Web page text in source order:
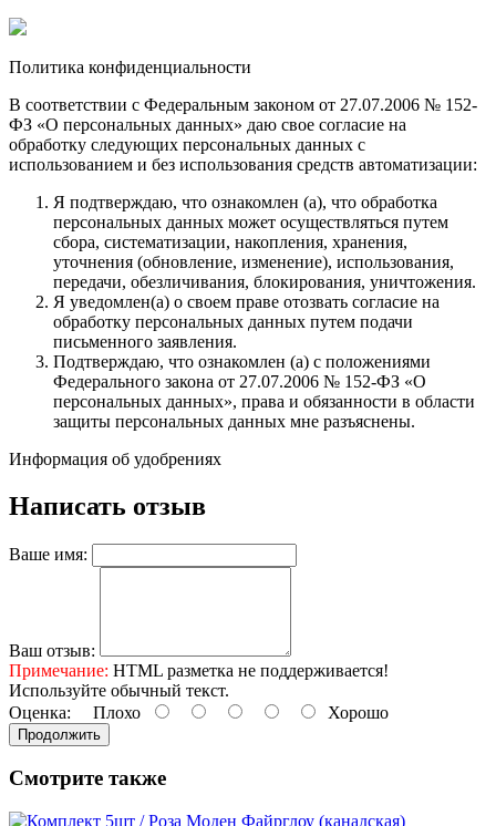
Политика конфиденциальности
В соответствии с Федеральным законом от 27.07.2006 № 152-
ФЗ «О персональных данных» даю свое согласие на
обработку следующих персональных данных с
использованием и без использования средств автоматизации:
Я подтверждаю, что ознакомлен (а), что обработка
персональных данных может осуществляться путем
сбора, систематизации, накопления, хранения,
уточнения (обновление, изменение), использования,
передачи, обезличивания, блокирования, уничтожения.
Я уведомлен(а) о своем праве отозвать согласие на
обработку персональных данных путем подачи
письменного заявления.
Подтверждаю, что ознакомлен (а) с положениями
Федерального закона от 27.07.2006 № 152-ФЗ «О
персональных данных», права и обязанности в области
защиты персональных данных мне разъяснены.
Информация об удобрениях
Написать отзыв
Ваше имя:
Ваш отзыв:
Примечание: HTML разметка не поддерживается!
Используйте обычный текст.
Оценка: Плохо Хорошо
Продолжить
Смотрите также